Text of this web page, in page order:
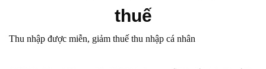
thuế
Thu nhập được miễn, giảm thuế thu nhập cá nhân